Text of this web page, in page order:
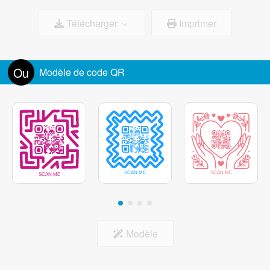
Centre du marqueur
Supprimer l'arrière-plan derrière le logo
Télécharger Imprimer
Ou Modèle de code QR
Modèle